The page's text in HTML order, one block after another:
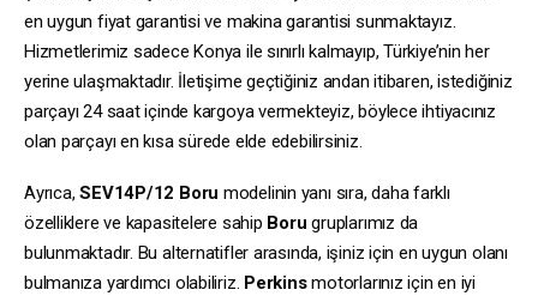
en uygun fiyat garantisi ve makina garantisi sunmaktayız.
Hizmetlerimiz sadece Konya ile sınırlı kalmayıp, Türkiye’nin her
yerine ulaşmaktadır. İletişime geçtiğiniz andan itibaren, istediğiniz
parçayı 24 saat içinde kargoya vermekteyiz, böylece ihtiyacınız
olan parçayı en kısa sürede elde edebilirsiniz.
Ayrıca,SEV14P/12 Boru modelinin yanı sıra, daha farklı
özelliklere ve kapasitelere sahip Boru gruplarımız da
bulunmaktadır. Bu alternatifler arasında, işiniz için en uygun olanı
bulmanıza yardımcı olabiliriz. Perkinsmotorlarınız için en iyi